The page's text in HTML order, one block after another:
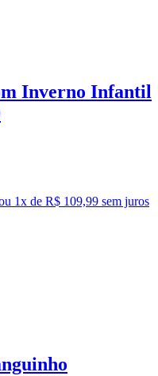
Inverno Infantil
1x de R$ 109,99 sem juros